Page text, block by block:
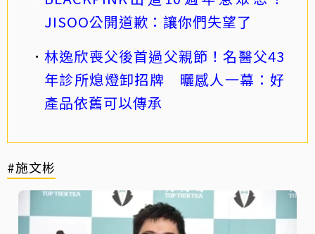
JISOO公開道歉：讓你們失望了
林逸欣喪父後首過父親節！名醫父43
年診所熄燈卸招牌 曬感人一幕：好
產品依舊可以傳承
#施文彬